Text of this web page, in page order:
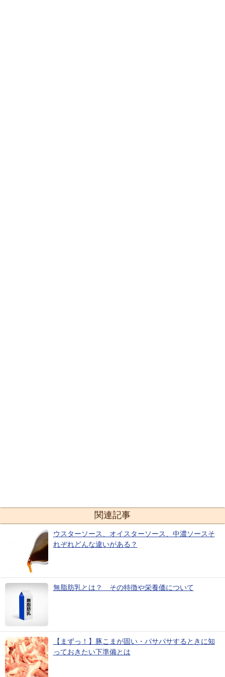
関連記事
ウスターソース、オイスターソース、中濃ソースそ
れぞれどんな違いがある？
無脂肪乳とは？ その特徴や栄養価について
【まずっ！】豚こまが固い・パサパサするときに知
っておきたい下準備とは